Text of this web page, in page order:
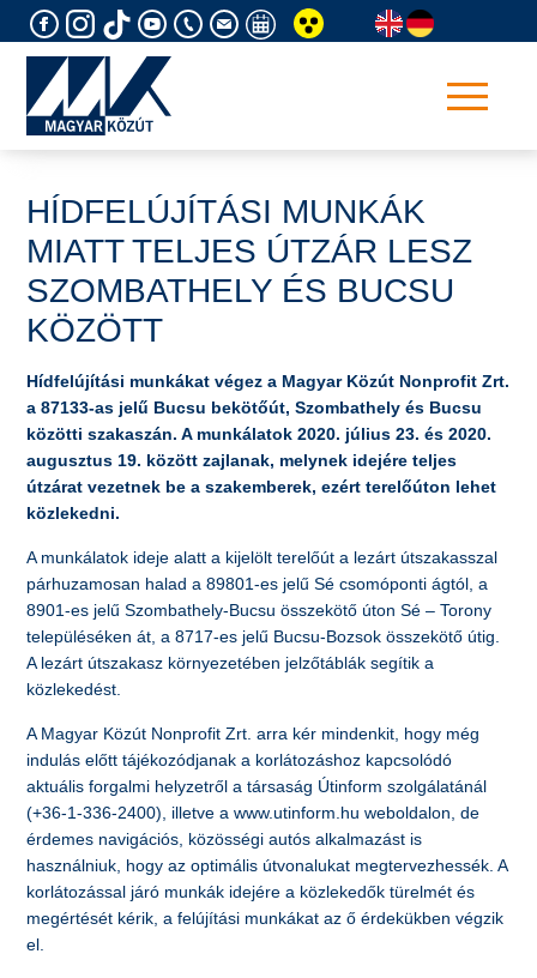
to
HÍDFELÚJÍTÁSI MUNKÁK
MIATT TELJES ÚTZÁR LESZ
SZOMBATHELY ÉS BUCSU
KÖZÖTT
Hídfelújítási munkákat végez a Magyar Közút Nonprofit Zrt.
a 87133-as jelű Bucsu bekötőút, Szombathely és Bucsu
közötti szakaszán. A munkálatok 2020. július 23. és 2020.
augusztus 19. között zajlanak, melynek idejére teljes
útzárat vezetnek be a szakemberek, ezért terelőúton lehet
közlekedni.
A munkálatok ideje alatt a kijelölt terelőút a lezárt útszakasszal
párhuzamosan halad a 89801-es jelű Sé csomóponti ágtól, a
8901-es jelű Szombathely-Bucsu összekötő úton Sé – Torony
településéken át, a 8717-es jelű Bucsu-Bozsok összekötő útig.
A lezárt útszakasz környezetében jelzőtáblák segítik a
közlekedést.
A Magyar Közút Nonprofit Zrt. arra kér mindenkit, hogy még
indulás előtt tájékozódjanak a korlátozáshoz kapcsolódó
aktuális forgalmi helyzetről a társaság Útinform szolgálatánál
(+36-1-336-2400), illetve a www.utinform.hu weboldalon, de
érdemes navigációs, közösségi autós alkalmazást is
használniuk, hogy az optimális útvonalukat megtervezhessék. A
korlátozással járó munkák idejére a közlekedők türelmét és
megértését kérik, a felújítási munkákat az ő érdekükben végzik
el.